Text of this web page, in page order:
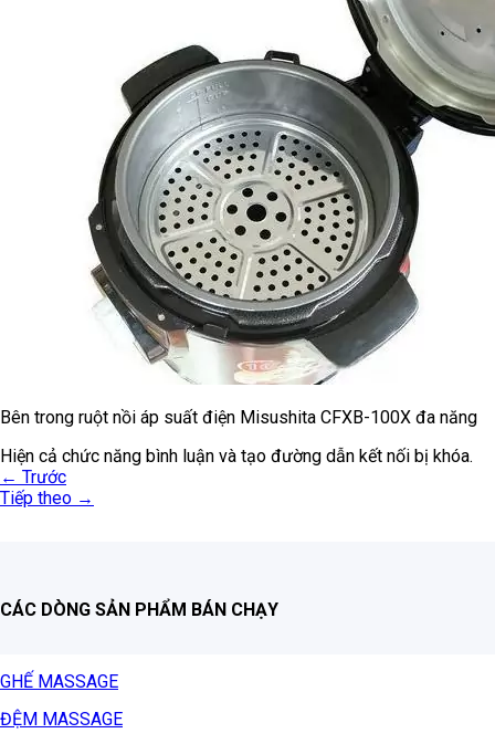
Bên trong ruột nồi áp suất điện Misushita CFXB-100X đa năng
Hiện cả chức năng bình luận và tạo đường dẫn kết nối bị khóa.
← Trước
Tiếp theo →
CÁC DÒNG SẢN PHẨM BÁN CHẠY
GHẾ MASSAGE
ĐỆM MASSAGE